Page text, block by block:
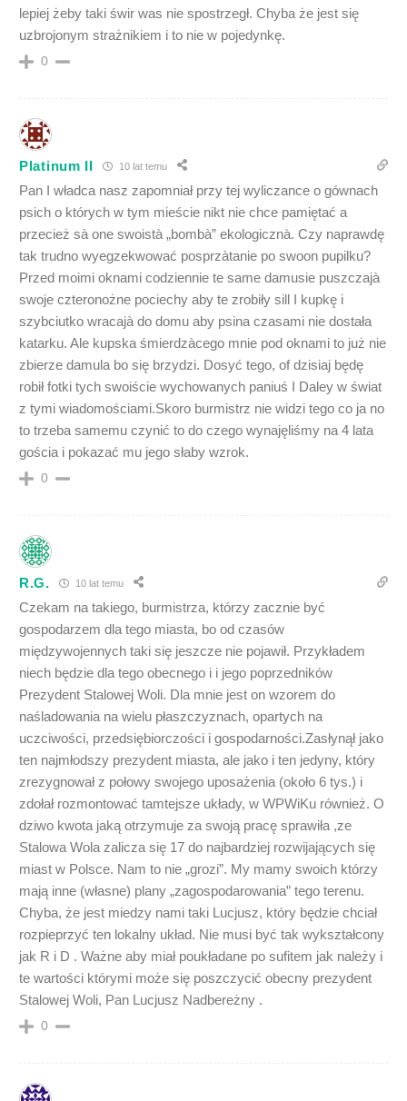
lepiej żeby taki świr was nie spostrzegł. Chyba że jest się
uzbrojonym strażnikiem i to nie w pojedynkę.
0
Platinum II 10 lat temu
Pan I władca nasz zapomniał przy tej wyliczance o gównach
psich o których w tym mieście nikt nie chce pamiętać a
przecież sà one swoistà „bombà” ekologicznà. Czy naprawdę
tak trudno wyegzekwować posprzàtanie po swoon pupilku?
Przed moimi oknami codziennie te same damusie puszczajà
swoje czteronożne pociechy aby te zrobiły sill I kupkę i
szybciutko wracajà do domu aby psina czasami nie dostała
katarku. Ale kupska śmierdzàcego mnie pod oknami to już nie
zbierze damula bo się brzydzi. Dosyć tego, of dzisiaj będę
robił fotki tych swoiście wychowanych paniuś I Daley w świat
z tymi wiadomościami.Skoro burmistrz nie widzi tego co ja no
to trzeba samemu czynić to do czego wynajęliśmy na 4 lata
gościa i pokazać mu jego słaby wzrok.
0
R.G. 10 lat temu
Czekam na takiego, burmistrza, którzy zacznie być
gospodarzem dla tego miasta, bo od czasów
międzywojennych taki się jeszcze nie pojawił. Przykładem
niech będzie dla tego obecnego i i jego poprzedników
Prezydent Stalowej Woli. Dla mnie jest on wzorem do
naśladowania na wielu płaszczyznach, opartych na
uczciwości, przedsiębiorczości i gospodarności.Zasłynął jako
ten najmłodszy prezydent miasta, ale jako i ten jedyny, który
zrezygnował z połowy swojego uposażenia (około 6 tys.) i
zdołał rozmontować tamtejsze układy, w WPWiKu również. O
dziwo kwota jaką otrzymuje za swoją pracę sprawiła ,ze
Stalowa Wola zalicza się 17 do najbardziej rozwijających się
miast w Polsce. Nam to nie „grozi”. My mamy swoich którzy
mają inne (własne) plany „zagospodarowania” tego terenu.
Chyba, że jest miedzy nami taki Lucjusz, który będzie chciał
rozpieprzyć ten lokalny układ. Nie musi być tak wykształcony
jak R i D . Ważne aby miał poukładane po sufitem jak należy i
te wartości którymi może się poszczycić obecny prezydent
Stalowej Woli, Pan Lucjusz Nadbereżny .
0